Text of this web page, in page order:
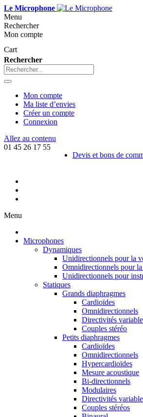
Le Microphone
Menu
Rechercher
Mon compte
Cart
Rechercher
Mon compte
Ma liste d’envies
Créer un compte
Connexion
Allez au contenu
01 45 26 17 55
Devis et bons de
Menu
Microphones
Dynamiques
Unidirectionnels pour la
Omnidirectionnels pour
Unidirectionnels pour
Statiques
Grands diaphragmes
Cardioïdes
Omnidirectionnels
Directivités
Couples stéréo
Petits diaphragmes
Cardioïdes
Omnidirectionnels
Hypercardioïdes
Mesure acoustique
Bi-directionnels
Modulaires
Directivités
Couples stéréos